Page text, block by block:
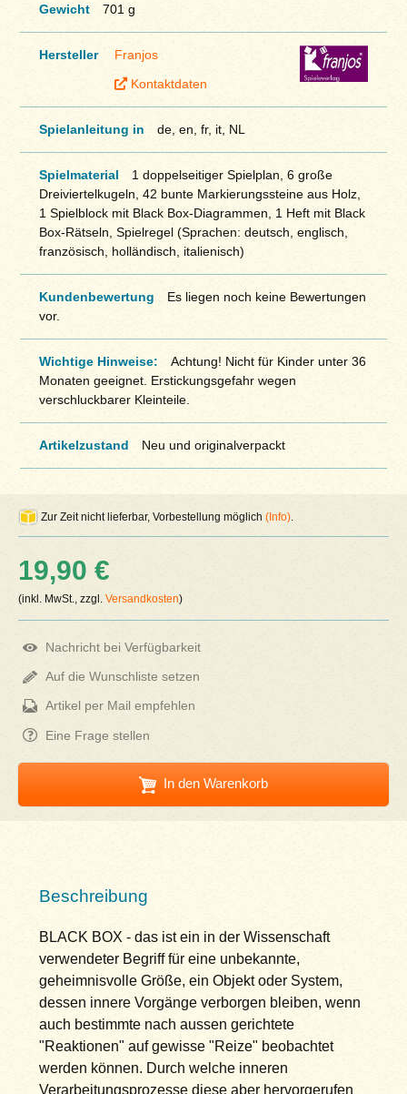
Gewicht 701 g
Hersteller
Franjos
Kontaktdaten
Spielanleitung in de, en, fr, it, NL
Spielmaterial
1 doppelseitiger Spielplan, 6 große
Dreiviertelkugeln, 42 bunte Markierungssteine aus Holz,
1 Spielblock mit Black Box-Diagrammen, 1 Heft mit Black
Box-Rätseln, Spielregel (Sprachen: deutsch, englisch,
französisch, holländisch, italienisch)
Kundenbewertung
Es liegen noch keine Bewertungen
vor.
Wichtige Hinweise:
Achtung! Nicht für Kinder unter 36
Monaten geeignet. Erstickungsgefahr wegen
verschluckbarer Kleinteile.
Artikelzustand Neu und originalverpackt
Zur Zeit nicht lieferbar, Vorbestellung möglich(Info)
19,90 €
(inkl. MwSt., zzgl.Versandkosten)
Nachricht bei Verfügbarkeit
Auf die Wunschliste setzen
Artikel per Mail empfehlen
Eine Frage stellen
In den Warenkorb
Beschreibung
BLACK BOX - das ist ein in der Wissenschaft
verwendeter Begriff für eine unbekannte,
geheimnisvolle Größe, ein Objekt oder System,
dessen innere Vorgänge verborgen bleiben, wenn
auch bestimmte nach aussen gerichtete
"Reaktionen" auf gewisse "Reize" beobachtet
werden können. Durch welche inneren
Verarbeitungsprozesse diese aber hervorgerufen